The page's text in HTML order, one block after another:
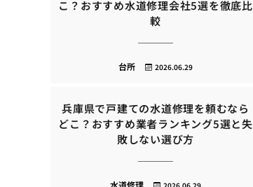
こ？おすすめ水道修理会社5選を徹底比
較
2026.06.29
台所
兵庫県で戸建ての水道修理を頼むなら
どこ？おすすめ業者ランキング5選と失
敗しない選び方
2026.06.29
水道修理